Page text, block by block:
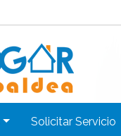
Solicitar Servicio